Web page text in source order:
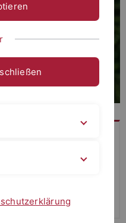
tuebingen.de